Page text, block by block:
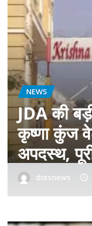
बॉलीवुड
फ़िल्म
रीयल सिंघम
dotsnews